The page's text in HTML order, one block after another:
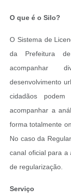
O que é o Silo?
O Sistema de
da Prefeitura
acompanhar
desenvolvimento
cidadãos podem
acompanhar a
forma totalmente
No caso da
canal oficial para a
de regularização.
Serviço